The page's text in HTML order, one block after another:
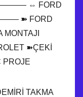
⇔ FORD
➽ FORD
➽ÇEKİ
PROJE
TAKMA